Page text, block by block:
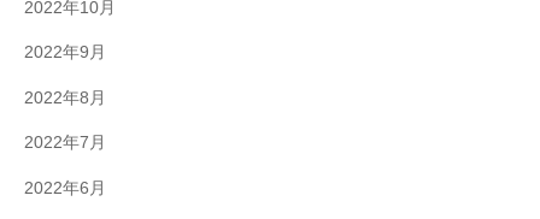
2022年10月
2022年9月
2022年8月
2022年7月
2022年6月